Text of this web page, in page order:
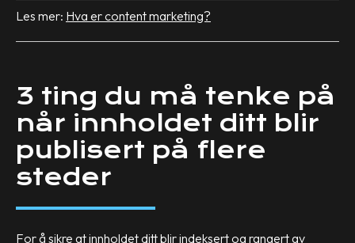
Les mer: Hva er content marketing?
3 ting du må tenke på
når innholdet ditt blir
publisert på flere
steder
For å sikre at innholdet ditt blir indeksert og rangert av